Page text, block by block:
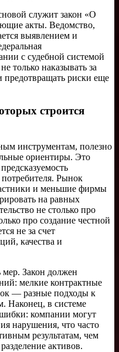
служит закон «О
акты. Ведомство,
выявлением и
с судебной системой
только наказывать за
предотвращать риски еще
строится
инструментам, полезно
ориентиры. Это
потребителя. Рынок
и меньшие фирмы
на равных
не столько про
про создание честной
не за счет
качества и
Закон должен
мелкие контрактные
— разные подходы к
Наконец, в системе
компании могут
нарушения, что часто
результатам, чем
активов.